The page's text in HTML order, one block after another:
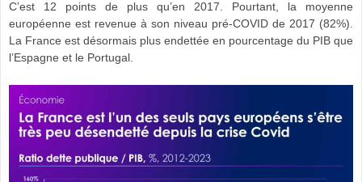
C’est 12 points de plus qu’en 2017. Pourtant, la moyenne
européenne est revenue à son niveau pré-COVID de 2017 (82%).
La France est désormais plus endettée en pourcentage du PIB que
l’Espagne et le Portugal.